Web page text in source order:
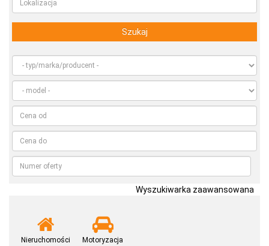
Szukaj
Wyszukiwarka zaawansowana
Nieruchomości Motoryzacja